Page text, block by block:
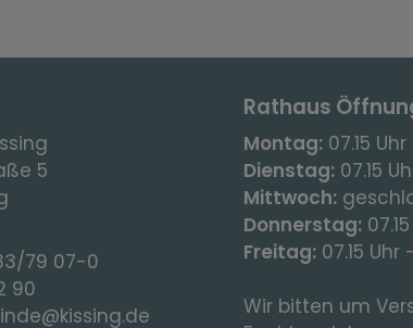
5
79 07-0
90
Rathaus
Montag: 07.15
Dienstag: 07.15
Mittwoch:
Donnerstag:
Freitag: 07.15 Uhr
Wir bitten um